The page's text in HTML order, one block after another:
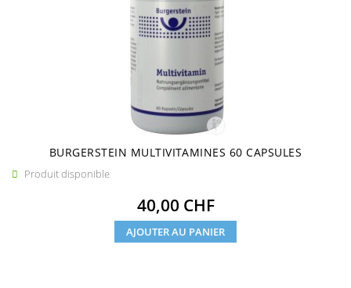
BURGERSTEIN MULTIVITAMINES 60 CAPSULES
 Produit disponible
Prix
40,00 CHF
AJOUTER AU PANIER